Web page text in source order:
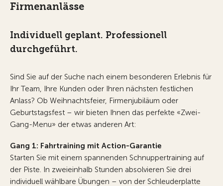
Firmenanlässe
Individuell geplant. Professionell
durchgeführt.
Sind Sie auf der Suche nach einem besonderen Erlebnis für
Ihr Team, Ihre Kunden oder Ihren nächsten festlichen
Anlass? Ob Weihnachtsfeier, Firmenjubiläum oder
Geburtstagsfest – wir bieten Ihnen das perfekte «Zwei-
Gang-Menu» der etwas anderen Art:
Gang 1: Fahrtraining mit Action-Garantie
Starten Sie mit einem spannenden Schnuppertraining auf
der Piste. In zweieinhalb Stunden absolvieren Sie drei
individuell wählbare Übungen – von der Schleuderplatte